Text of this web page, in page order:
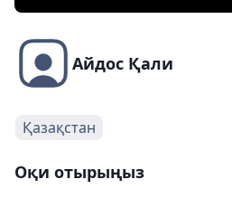
Айдос Қали
Қазақстан
Оқи отырыңыз